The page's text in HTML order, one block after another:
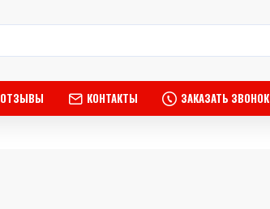
ОТЗЫВЫ КОНТАКТЫ ЗАКАЗАТЬ ЗВОНОК